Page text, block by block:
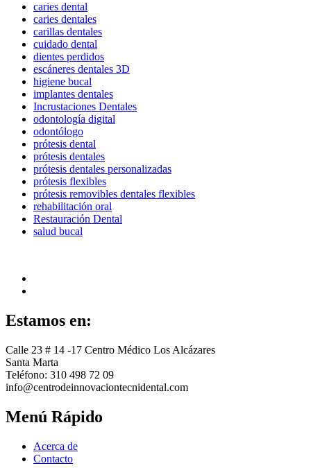
caries dental
caries dentales
carillas dentales
cuidado dental
dientes perdidos
escáneres dentales 3D
higiene bucal
implantes dentales
Incrustaciones Dentales
odontología digital
odontólogo
prótesis dental
prótesis dentales
prótesis dentales personalizadas
prótesis flexibles
prótesis removibles dentales flexibles
rehabilitación oral
Restauración Dental
salud bucal
Estamos en:
Calle 23 # 14 -17 Centro Médico Los Alcázares
Santa Marta
Teléfono: 310 498 72 09
info@centrodeinnovaciontecnidental.com
Menú Rápido
Acerca de
Contacto